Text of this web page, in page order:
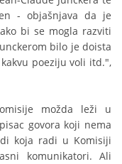
- objašnjava da je
bi se mogla razviti
bilo je doista
poeziju voli itd.",
možda leži u
govora koji nema
koja radi u Komisiji
komunikatori. Ali